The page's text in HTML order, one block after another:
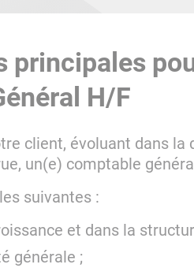
principales
H/F
client, évoluant dans
un(e) comptable
suivantes :
et dans la
générale ;